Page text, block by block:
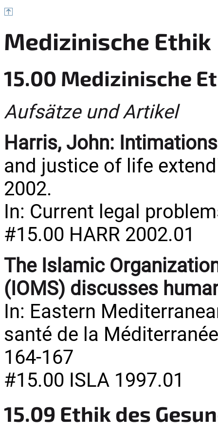
Medizinische Ethik
15.00 Medizinische
Aufsätze und Artikel
Harris, John:
and justice of life
2002.
In: Current legal
#15.00 HARR 2002.01
The Islamic
(IOMS) discusses
In: Eastern
santé de la
164-167
#15.00 ISLA 1997.01
15.09 Ethik des